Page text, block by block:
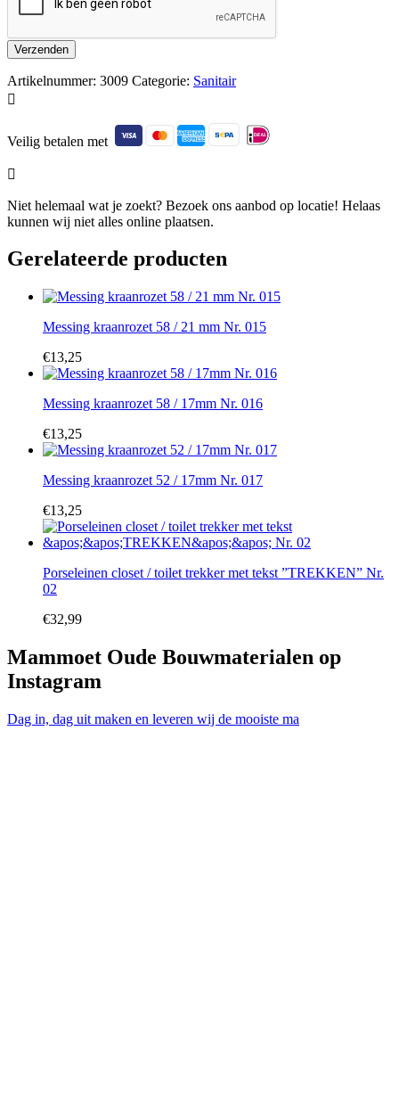
Artikelnummer: 3009 Categorie: Sanitair

Veilig betalen met

Niet helemaal wat je zoekt? Bezoek ons aanbod op locatie! Helaas
kunnen wij niet alles online plaatsen.
Gerelateerde producten
Messing kraanrozet 58 / 21 mm Nr. 015
€13,25
Messing kraanrozet 58 / 17mm Nr. 016
€13,25
Messing kraanrozet 52 / 17mm Nr. 017
€13,25
Porseleinen closet / toilet trekker met tekst ”TREKKEN” Nr.
02
€32,99
Mammoet Oude Bouwmaterialen op
Instagram
Dag in, dag uit maken en leveren wij de mooiste ma